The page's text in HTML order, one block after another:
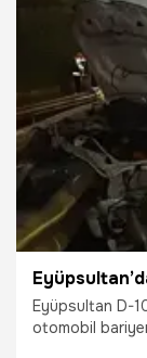
30.03.2026
Eyüpsultan D-
otomobil